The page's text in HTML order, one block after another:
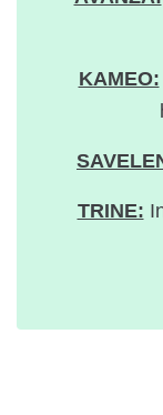
KAMEO:
TRINE: